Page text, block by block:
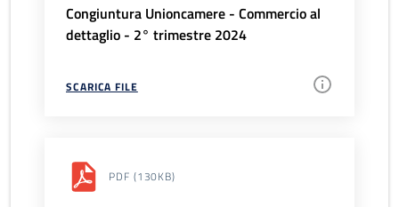
Congiuntura Unioncamere - Commercio al
dettaglio - 2° trimestre 2024
SCARICA FILE
PDF (130KB)